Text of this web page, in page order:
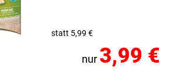
statt 5,99 €
nur3,99 €